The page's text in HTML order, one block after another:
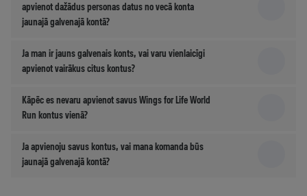
apvienot dažādus personas datus no vecā konta
jaunajā galvenajā kontā?
Ja man ir jauns galvenais konts, vai varu vienlaicīgi
apvienot vairākus citus kontus?
Kāpēc es nevaru apvienot savus Wings for Life World
Run kontus vienā?
Ja apvienoju savus kontus, vai mana komanda būs
jaunajā galvenajā kontā?